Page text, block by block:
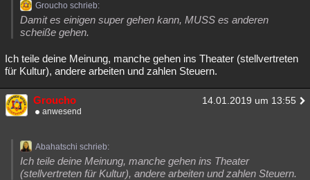
Groucho schrieb:
Damit es einigen super gehen kann, MUSS es anderen
scheiße gehen.
Ich teile deine Meinung, manche gehen ins Theater (stellvertreten
für Kultur), andere arbeiten und zahlen Steuern.
Groucho 14.01.2019 um 13:55
anwesend
Abahatschi schrieb:
Ich teile deine Meinung, manche gehen ins Theater
(stellvertreten für Kultur), andere arbeiten und zahlen Steuern.